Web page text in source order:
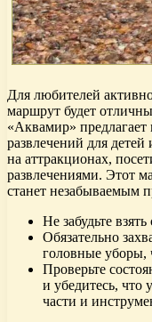
Для любителей
маршрут будет
«Аквамир»
развлечений для
на аттракционах,
развлечениями. Этот
станет незабываемым
Не забудьте
Обязательно
головные уборы,
Проверьте
и убедитесь, что
части и